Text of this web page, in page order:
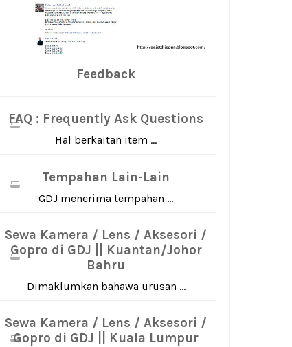
Feedback
FAQ : Frequently Ask Questions
Hal berkaitan item ...
Tempahan Lain-Lain
GDJ menerima tempahan ...
Sewa Kamera / Lens / Aksesori /
Gopro di GDJ || Kuantan/Johor
Bahru
Dimaklumkan bahawa urusan ...
Sewa Kamera / Lens / Aksesori /
Gopro di GDJ || Kuala Lumpur